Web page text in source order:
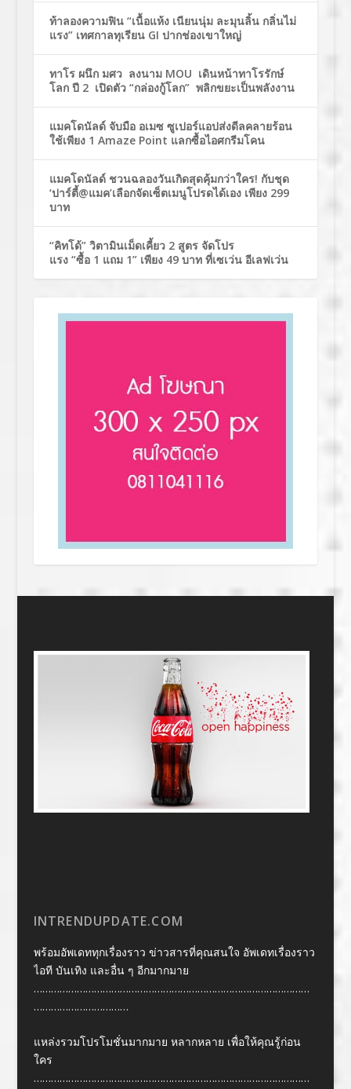
ท้าลองความฟิน “เนื้อแห้ง เนียนนุ่ม ละมุนลิ้น กลิ่นไม่
แรง” เทศกาลทุเรียน GI ปากช่องเขาใหญ่
ทาโร ผนึก มศว ลงนาม MOU เดินหน้าทาโรรักษ์
โลก ปี 2 เปิดตัว “กล่องกู้โลก” พลิกขยะเป็นพลังงาน
แมคโดนัลด์ จับมือ อเมซ ซูเปอร์แอปส่งดีลคลายร้อน
ใช้เพียง 1 Amaze Point แลกซื้อไอศกรีมโคน
แมคโดนัลด์ ชวนฉลองวันเกิดสุดคุ้มกว่าใคร! กับชุด
‘ปาร์ตี้@แมค’เลือกจัดเซ็ตเมนูโปรดได้เอง เพียง 299
บาท
“คิทโด้” วิตามินเม็ดเคี้ยว 2 สูตร จัดโปร
แรง “ซื้อ 1 แถม 1” เพียง 49 บาท ที่เซเว่น อีเลฟเว่น
INTRENDUPDATE.COM
พร้อมอัพเดททุกเรื่องราว ข่าวสารที่คุณสนใจ อัพเดทเรื่องราว
ไอที บันเทิง และอื่น ๆ อีกมากมาย
……………………………………………………………………………………
……………………………
แหล่งรวมโปรโมชั่นมากมาย หลากหลาย เพื่อให้คุณรู้ก่อน
ใคร
……………………………………………………………………………………